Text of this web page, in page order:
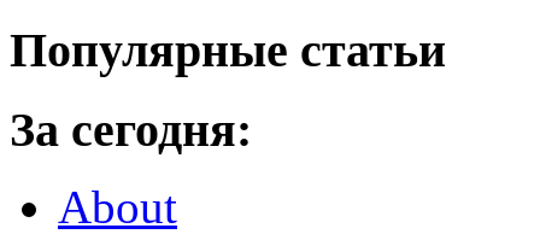
Популярные статьи
За сегодня:
About